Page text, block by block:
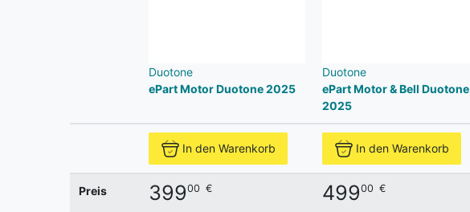
Duotone
ePart Motor Duotone 2025
Duotone
ePart Motor & Bell Duotone
2025
In den Warenkorb In den Warenkorb
Preis 39900 € 49900 €